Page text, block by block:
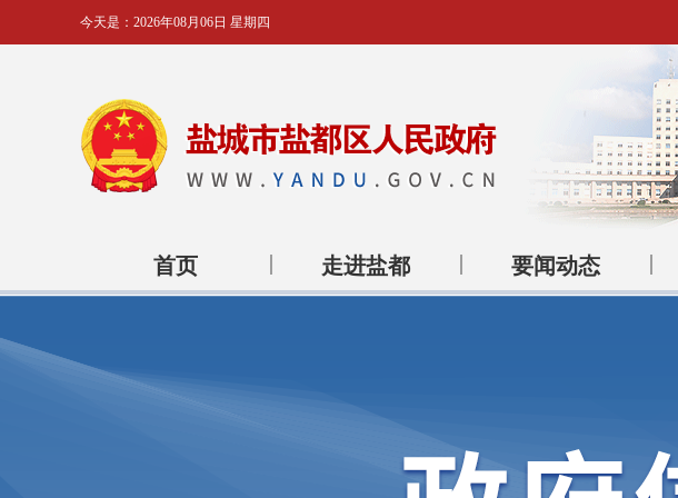
今天是： 2026年08月06日 星期四
首页 走进盐都 要闻动态